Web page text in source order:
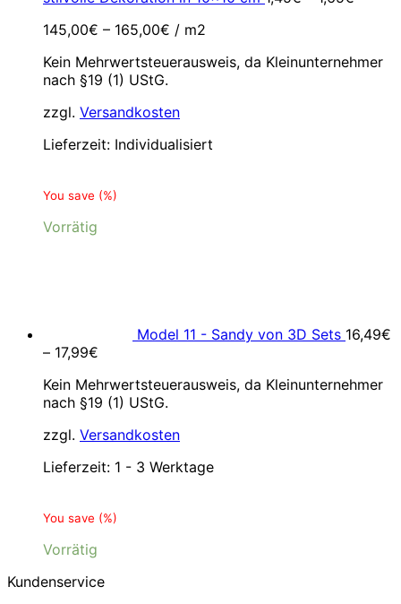
145,00€ – 165,00€ / m2
Kein Mehrwertsteuerausweis, da Kleinunternehmer
nach §19 (1) UStG.
zzgl. Versandkosten
Lieferzeit: Individualisiert
You save (%)
Vorrätig
Model 11 - Sandy von 3D Sets 16,49€
– 17,99€
Kein Mehrwertsteuerausweis, da Kleinunternehmer
nach §19 (1) UStG.
zzgl. Versandkosten
Lieferzeit: 1 - 3 Werktage
You save (%)
Vorrätig
Kundenservice